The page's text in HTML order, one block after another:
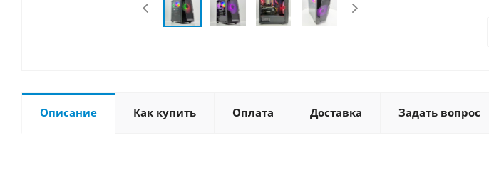
Описание Как купить Оплата Доставка Задать вопрос